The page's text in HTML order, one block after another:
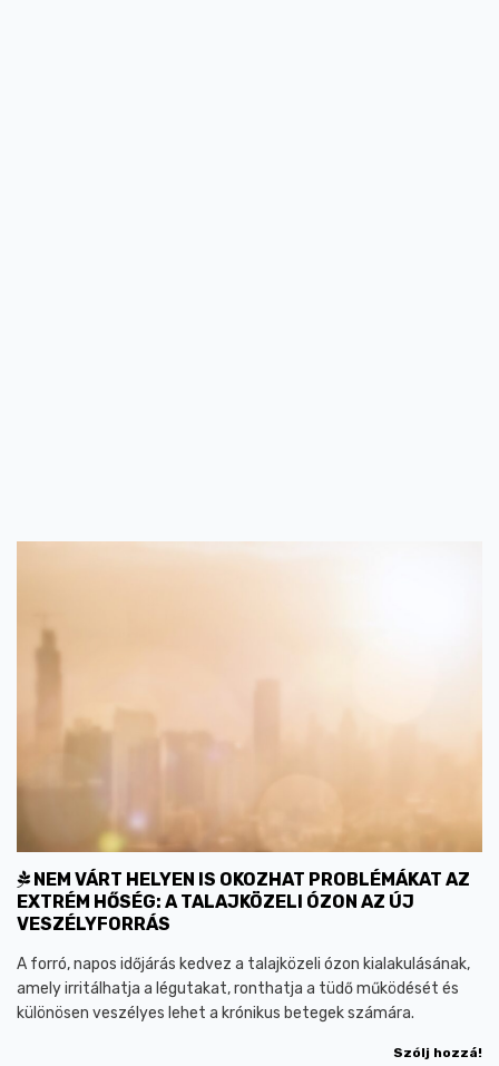
NEM VÁRT HELYEN IS OKOZHAT PROBLÉMÁKAT AZ
EXTRÉM HŐSÉG: A TALAJKÖZELI ÓZON AZ ÚJ
VESZÉLYFORRÁS
A forró, napos időjárás kedvez a talajközeli ózon kialakulásának,
amely irritálhatja a légutakat, ronthatja a tüdő működését és
különösen veszélyes lehet a krónikus betegek számára.
Szólj hozzá!